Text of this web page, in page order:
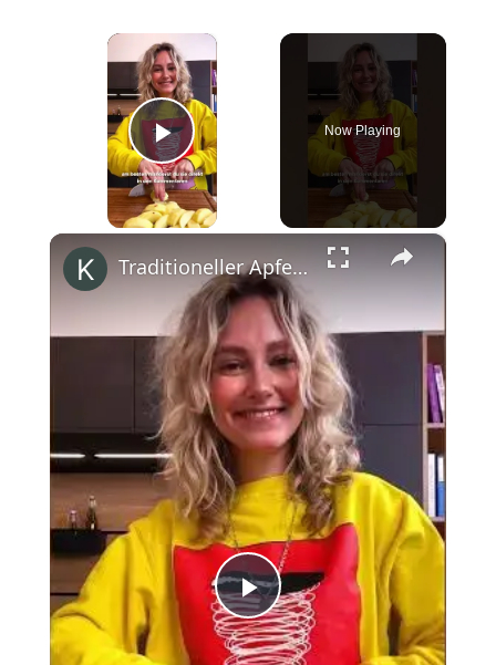
×
Play Video
Now Playing
×
Play
Traditioneller Apfelkuchen mit Streuseln #shorts